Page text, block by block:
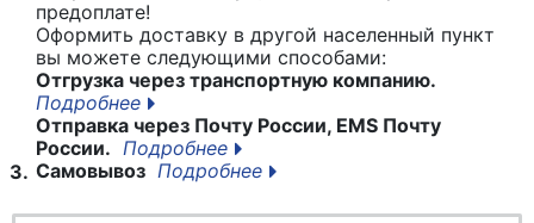
предоплате!
Оформить доставку в другой населенный пункт
вы можете следующими способами:
Отгрузка через транспортную компанию.
Подробнее
Отправка через Почту России, EMS Почту
России. Подробнее
3. Самовывоз Подробнее